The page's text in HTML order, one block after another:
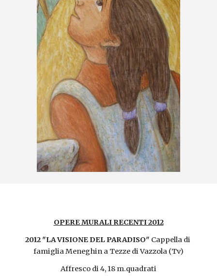
OPERE MURALI RECENTI 2012
2012 "LA VISIONE DEL PARADISO" Cappella di
famiglia Meneghin a Tezze di Vazzola (Tv)
Affresco di 4, 18 m.quadrati